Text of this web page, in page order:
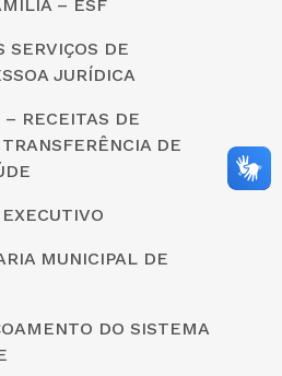
– ESF
SERVIÇOS DE
JURÍDICA
– RECEITAS DE
DE
MUNICIPAL DE
DO SISTEMA